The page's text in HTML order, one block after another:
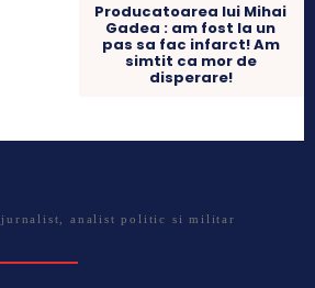
Producatoarea lui Mihai
Gadea : am fost la un
pas sa fac infarct! Am
simtit ca mor de
disperare!
jurnalist, analist politic si militar